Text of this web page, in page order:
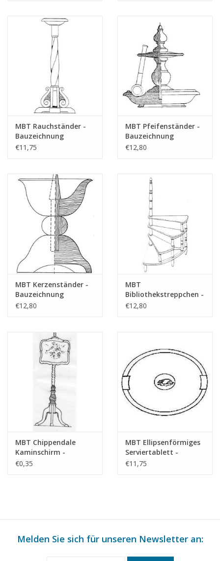
(45.26.014)
MBT Rauchständer -
Bauzeichnung
Maßstab 1 : N/A
€11,75
MBT Pfeifenständer -
Bauzeichnung
Maßstab 1 : N/A
€12,80
MBT Kerzenständer -
Bauzeichnung
Maßstab 1 : N/A
€12,80
MBT
Bibliothekstreppchen -
Bauzeichnung
€12,80
MBT Chippendale
Kaminschirm -
Bauzeichnung
€0,35
MBT Ellipsenförmiges
Serviertablett -
Bauzeichnung
€11,75
Melden Sie sich für unseren Newsletter an: